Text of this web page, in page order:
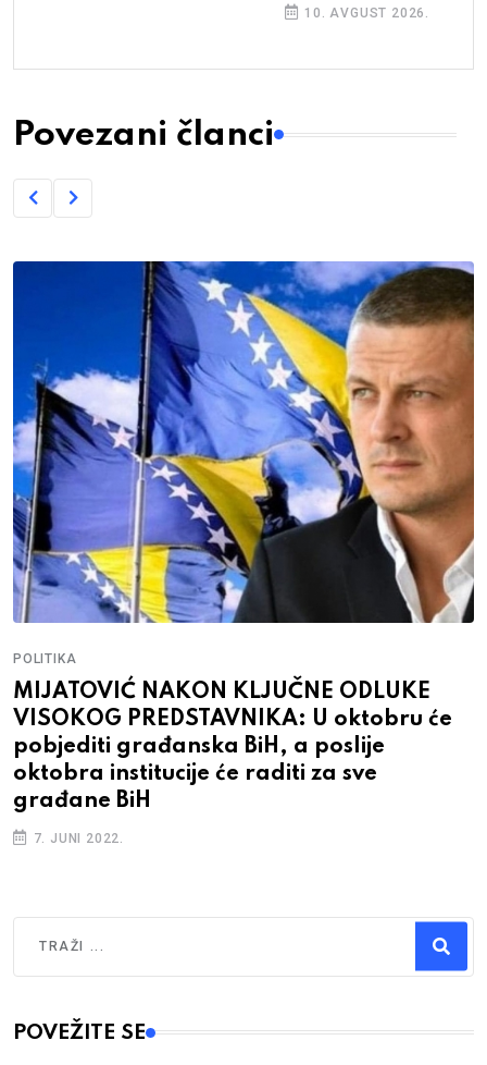
10. AVGUST 2026.
Povezani članci
POLITIKA
MIJATOVIĆ NAKON KLJUČNE ODLUKE
VISOKOG PREDSTAVNIKA: U oktobru će
pobjediti građanska BiH, a poslije
oktobra institucije će raditi za sve
građane BiH
7. JUNI 2022.
Type 2 or more characters for results.
POVEŽITE SE